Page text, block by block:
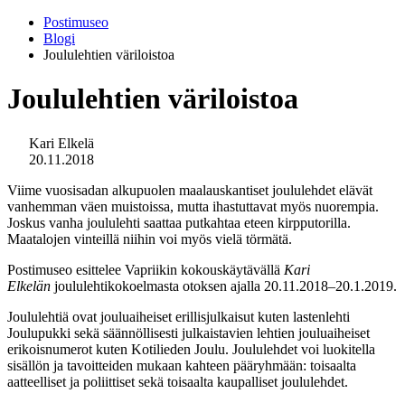
Postimuseo
Blogi
Joululehtien väriloistoa
Joululehtien väriloistoa
Kari Elkelä
20.11.2018
Viime vuosisadan alkupuolen maalauskantiset joululehdet elävät
vanhemman väen muistoissa, mutta ihastuttavat myös nuorempia.
Joskus vanha joululehti saattaa putkahtaa eteen kirpputorilla.
Maatalojen vinteillä niihin voi myös vielä törmätä.
Postimuseo esittelee Vapriikin kokouskäytävällä Kari
Elkelän joululehtikokoelmasta otoksen ajalla 20.11.2018–20.1.2019.
Joululehtiä ovat jouluaiheiset erillisjulkaisut kuten lastenlehti
Joulupukki sekä säännöllisesti julkaistavien lehtien jouluaiheiset
erikoisnumerot kuten Kotilieden Joulu. Joululehdet voi luokitella
sisällön ja tavoitteiden mukaan kahteen pääryhmään: toisaalta
aatteelliset ja poliittiset sekä toisaalta kaupalliset joululehdet.